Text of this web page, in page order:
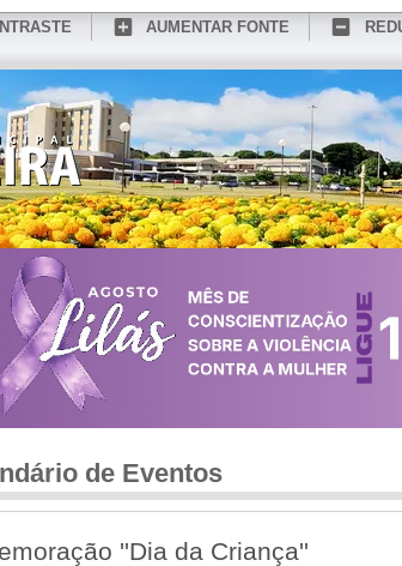
AUMENTAR FONTE
MEDIANEIRA
de Eventos
''Dia da Criança''